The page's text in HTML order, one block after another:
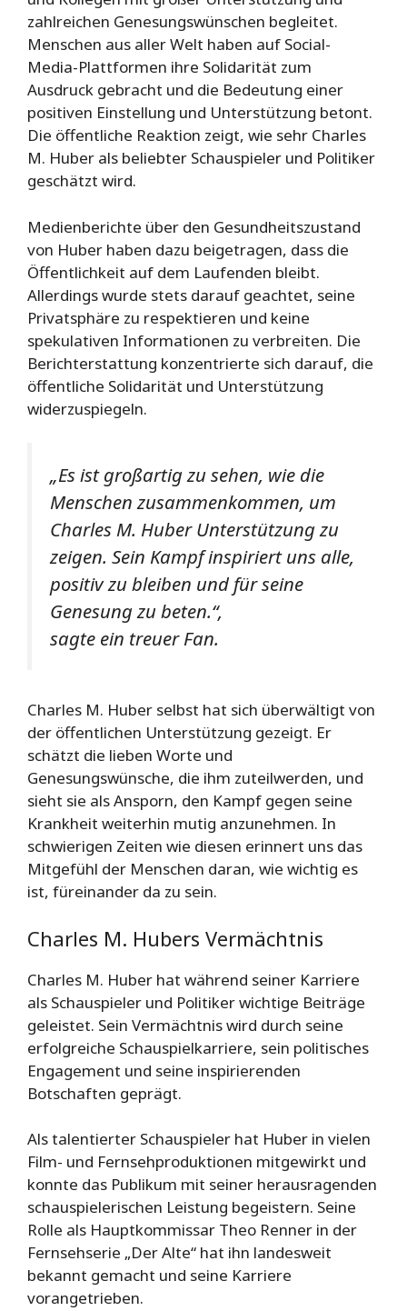
zahlreichen Genesungswünschen begleitet.
Menschen aus aller Welt haben auf Social-
Media-Plattformen ihre Solidarität zum
Ausdruck gebracht und die Bedeutung einer
positiven Einstellung und Unterstützung betont.
Die öffentliche Reaktion zeigt, wie sehr Charles
M. Huber als beliebter Schauspieler und Politiker
geschätzt wird.
Medienberichte über den Gesundheitszustand
von Huber haben dazu beigetragen, dass die
Öffentlichkeit auf dem Laufenden bleibt.
Allerdings wurde stets darauf geachtet, seine
Privatsphäre zu respektieren und keine
spekulativen Informationen zu verbreiten. Die
Berichterstattung konzentrierte sich darauf, die
öffentliche Solidarität und Unterstützung
widerzuspiegeln.
„Es ist großartig zu sehen, wie die
Menschen zusammenkommen, um
Charles M. Huber Unterstützung zu
zeigen. Sein Kampf inspiriert uns alle,
positiv zu bleiben und für seine
Genesung zu beten.“,
sagte ein treuer Fan.
Charles M. Huber selbst hat sich überwältigt von
der öffentlichen Unterstützung gezeigt. Er
schätzt die lieben Worte und
Genesungswünsche, die ihm zuteilwerden, und
sieht sie als Ansporn, den Kampf gegen seine
Krankheit weiterhin mutig anzunehmen. In
schwierigen Zeiten wie diesen erinnert uns das
Mitgefühl der Menschen daran, wie wichtig es
ist, füreinander da zu sein.
Charles M. Hubers Vermächtnis
Charles M. Huber hat während seiner Karriere
als Schauspieler und Politiker wichtige Beiträge
geleistet. Sein Vermächtnis wird durch seine
erfolgreiche Schauspielkarriere, sein politisches
Engagement und seine inspirierenden
Botschaften geprägt.
Als talentierter Schauspieler hat Huber in vielen
Film- und Fernsehproduktionen mitgewirkt und
konnte das Publikum mit seiner herausragenden
schauspielerischen Leistung begeistern. Seine
Rolle als Hauptkommissar Theo Renner in der
Fernsehserie „Der Alte“ hat ihn landesweit
bekannt gemacht und seine Karriere
vorangetrieben.